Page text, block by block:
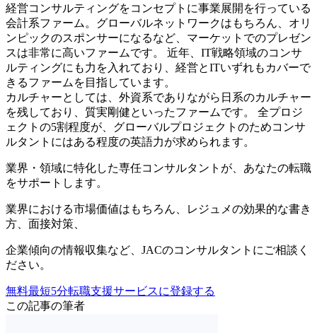
経営コンサルティングをコンセプトに事業展開を行っている
会計系ファーム。グローバルネットワークはもちろん、オリ
ンピックのスポンサーになるなど、マーケットでのプレゼン
スは非常に高いファームです。 近年、IT戦略領域のコンサ
ルティングにも力を入れており、経営とITいずれもカバーで
きるファームを目指しています。
カルチャーとしては、外資系でありながら日系のカルチャー
を残しており、質実剛健といったファームです。 全プロジ
ェクトの5割程度が、グローバルプロジェクトのためコンサ
ルタントにはある程度の英語力が求められます。
業界・領域に特化した専任コンサルタントが、 あなたの転職
をサポートします。
業界における市場価値はもちろん、
レジュメの効果的な書き
方
面接対策
企業傾向の情報収集など、 JACのコンサルタントにご相談く
ださい。
無料最短5分転職支援サービスに登録する
この記事の筆者